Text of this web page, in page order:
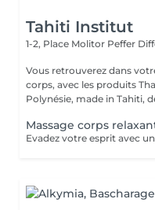
Tahiti Institut
1-2, Place Molitor Peffer
Vous retrouverez dans
corps, avec les produits
Polynésie, made in Tahiti,
Massage corps